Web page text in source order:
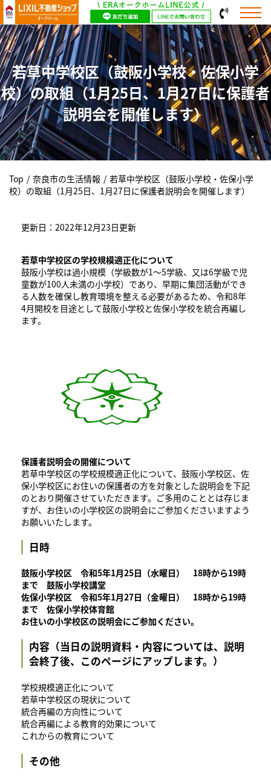
若草中学校区（鼓阪小学校・佐保小学
校）の取組（1月25日、1月27日に保護者
説明会を開催します）
Top / 奈良市の生活情報 / 若草中学校区（鼓阪小学校・佐保小学
校）の取組（1月25日、1月27日に保護者説明会を開催します）
更新日：2022年12月23日更新
若草​中学校区の学校規模適正化について
鼓阪小学校は過小規模（学級数が1～5学級、又は6学級で児
童数が100人未満の小学校）であり、早期に集団活動ができ
る人数を確保し教育環境を整える必要があるため、令和8年
4月開校を目途として鼓阪小学校と佐保小学校を統合再編し
ます。
保護者説明会の開催について
若草中学校区の学校規模適正化について、鼓阪小学校区、佐
保小学校区にお住いの保護者の方を対象とした説明会を下記
のとおり開催させていただきます。ご多用のこととは存じま
すが、お住いの小学校区の説明会にご参加くださいますよう
お願いいたします。
日時
鼓阪小学校区 令和5年1月25日（水曜日） 18時から19時
まで 鼓阪小学校講堂
佐保小学校区 令和5年1月27日（金曜日） 18時から19時
まで 佐保小学校体育館
お住いの小学校区の説明会にご参加ください。
内容（当日の説明資料・内容については、説明
会終了後、このページにアップします。）
学校規模適正化について
若草中学校区の現状について
統合再編の方向性について
統合再編による教育的効果について
これからの教育について
その他